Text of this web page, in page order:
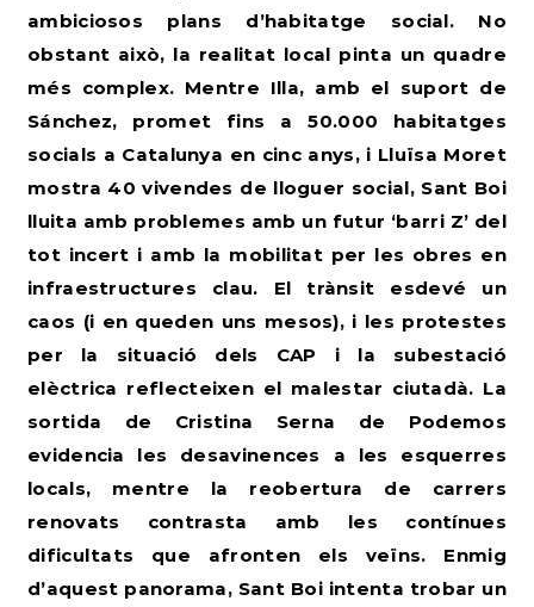
ambiciosos plans d’habitatge social. No
obstant això, la realitat local pinta un quadre
més complex. Mentre Illa, amb el suport de
Sánchez, promet fins a 50.000 habitatges
socials a Catalunya en cinc anys, i Lluïsa Moret
mostra 40 vivendes de lloguer social, Sant Boi
lluita amb problemes amb un futur ‘barri Z’ del
tot incert i amb la mobilitat per les obres en
infraestructures clau. El trànsit esdevé un
caos (i en queden uns mesos), i les protestes
per la situació dels CAP i la subestació
elèctrica reflecteixen el malestar ciutadà. La
sortida de Cristina Serna de Podemos
evidencia les desavinences a les esquerres
locals, mentre la reobertura de carrers
renovats contrasta amb les contínues
dificultats que afronten els veïns. Enmig
d’aquest panorama, Sant Boi intenta trobar un